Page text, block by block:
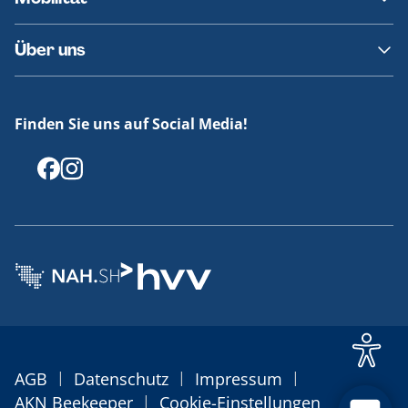
Fundsachen
Häufige Fragen
Barrierefreies Reisen
Erklärung Barrierefreiheit
Über uns
Offenlegungen
Finden Sie uns auf Social Media!
AGB | Datenschutz | Impressum |
AKN Beekeeper | Cookie-Einstellungen